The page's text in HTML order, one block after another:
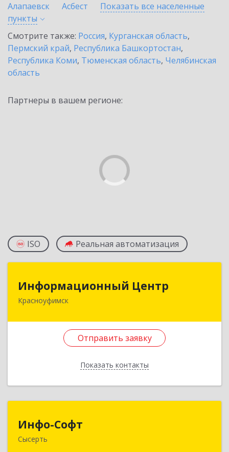
Алапаевск
Асбест
Показать все населенные
пункты
Смотрите также: Россия, Курганская область,
Пермский край, Республика Башкортостан,
Республика Коми, Тюменская область, Челябинская
область
Партнеры в вашем регионе:
ISO Реальная автоматизация
Информационный Центр
Красноуфимск
Отправить заявку
Показать контакты
Информационный Центр
623300, Свердловская обл, Красноуфимск г,
Отправить заявку
Назад
Инфо-Софт
Сысерть
624021, Свердловская обл, Сысерть г, Коммуны